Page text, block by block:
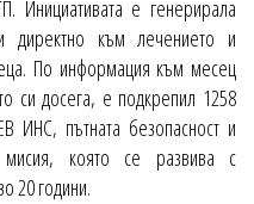
Инициативата е генерирала
директно към лечението и
По информация към месец
си досега, е подкрепил 1258
ИНС, пътната безопасност и
която се развива с
20 години.